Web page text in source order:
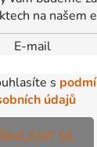
na našem
E-mail
s
údajů
SE